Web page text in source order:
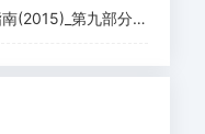
痪的康复治疗 第六节 其他治疗方法的应用.pdf